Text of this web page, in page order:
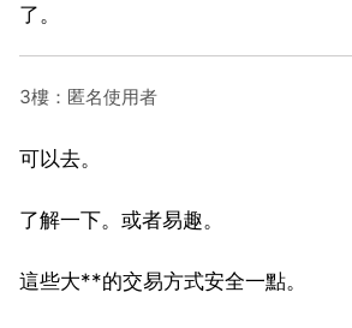
了。
3樓：匿名使用者
可以去。
了解一下。或者易趣。
這些大**的交易方式安全一點。